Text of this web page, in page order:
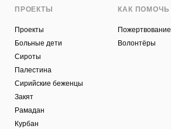
ПРОЕКТЫ
Проекты
Больные дети
Сироты
Палестина
Сирийские беженцы
Закят
Рамадан
Курбан
КАК ПОМОЧЬ
Пожертвование
Волонтёры